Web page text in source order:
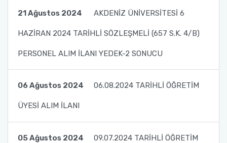
21 Ağustos 2024 AKDENİZ ÜNİVERSİTESİ 6
HAZİRAN 2024 TARİHLİ SÖZLEŞMELİ (657 S.K. 4/B)
PERSONEL ALIM İLANI YEDEK-2 SONUCU
06 Ağustos 2024 06.08.2024 TARİHLİ ÖĞRETİM
ÜYESİ ALIM İLANI
05 Ağustos 2024 09.07.2024 TARİHLİ ÖĞRETİM